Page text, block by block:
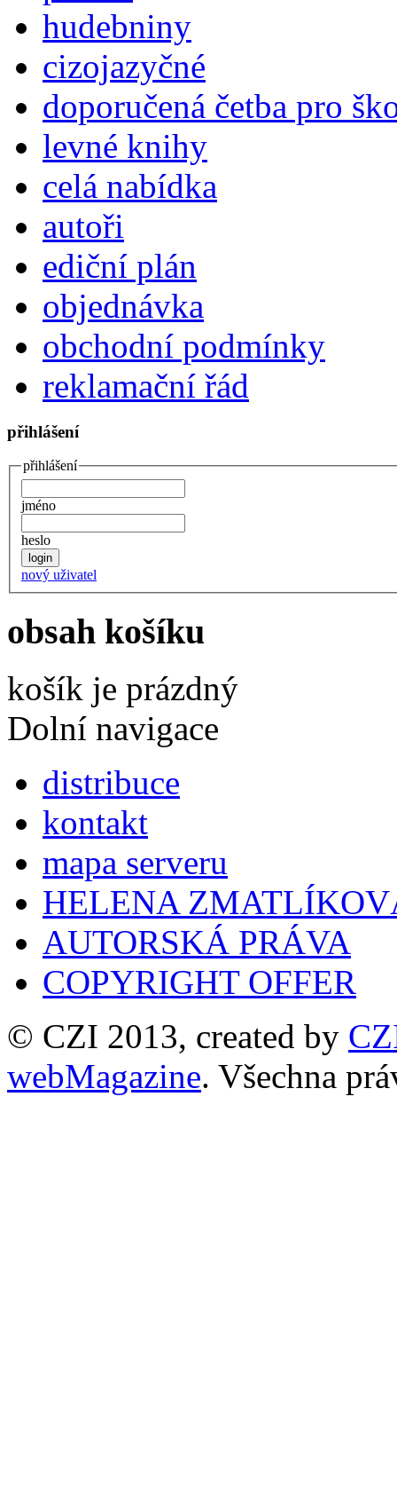
hudebniny
cizojazyčné
doporučená četba pro
levné knihy
celá nabídka
autoři
ediční plán
objednávka
obchodní podmínky
reklamační řád
přihlášení
přihlášení
jméno
heslo
nový uživatel
obsah košíku
košík je prázdný
Dolní navigace
distribuce
kontakt
mapa serveru
HELENA
AUTORSKÁ PRÁVA
COPYRIGHT OFFER
© CZI 2013, created by
webMagazine. Všechna